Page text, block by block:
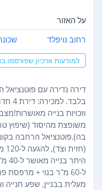
על האזור
רחוב נויפלד
למודעות ארכיון שפורסמו
דירה נדירה עם
משופצת מהיסוד (שיפוץ
מעלית בבניין, שפע